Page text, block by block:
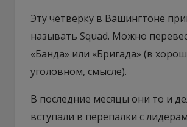
Эту четверку в Вашингтоне
называть Squad. Можно
«Банда» или «Бригада» (в
уголовном, смысле).
В последние месяцы они то и
вступали в перепалки с